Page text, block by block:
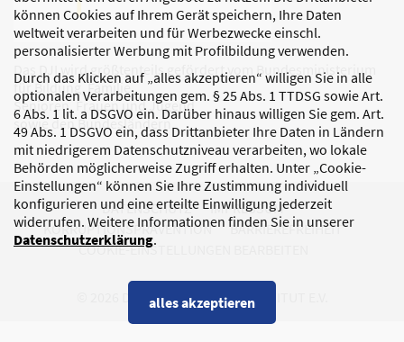
können Cookies auf Ihrem Gerät speichern, Ihre Daten
weltweit verarbeiten und für Werbezwecke einschl.
personalisierter Werbung mit Profilbildung verwenden.
Durch das Klicken auf „alles akzeptieren“ willigen Sie in alle
optionalen Verarbeitungen gem. § 25 Abs. 1 TTDSG sowie Art.
6 Abs. 1 lit. a DSGVO ein. Darüber hinaus willigen Sie gem. Art.
49 Abs. 1 DSGVO ein, dass Drittanbieter Ihre Daten in Ländern
mit niedrigerem Datenschutzniveau verarbeiten, wo lokale
Behörden möglicherweise Zugriff erhalten. Unter „Cookie-
Einstellungen“ können Sie Ihre Zustimmung individuell
konfigurieren und eine erteilte Einwilligung jederzeit
widerrufen. Weitere Informationen finden Sie in unserer
Datenschutzerklärung.
alles akzeptieren
Das DJI wird größtenteils gefördert vom Bundesministerium
für Bildung, Familie,
Senioren, Frauen und Jugend
sowie den Bundesländern.
DATENSCHUTZ
IMPRESSUM
KORRUPTIONSPRÄVENTION
BARRIEREFREIHEIT
COOKIE-EINSTELLUNGEN BEARBEITEN
© 2026 DEUTSCHES JUGENDINSTITUT E.V.